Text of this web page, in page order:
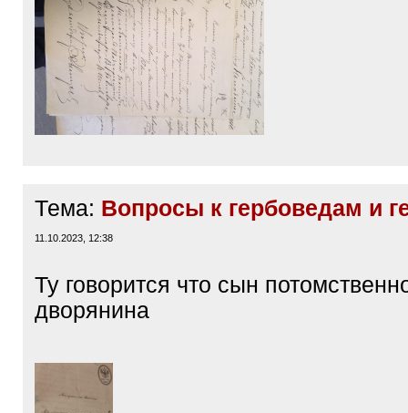
Тема: Вопросы к гербоведам и
11.10.2023, 12:38
Ту говорится что сын
дворянина